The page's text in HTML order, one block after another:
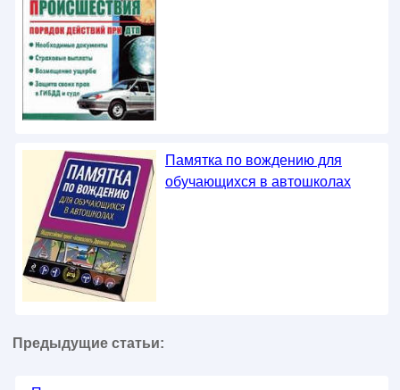
Памятка по вождению для
обучающихся в автошколах
Предыдущие статьи: